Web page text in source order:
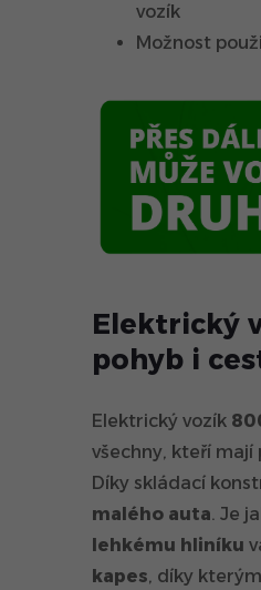
vozík
Možnost
Elektrický
pohyb i
Elektrický vozík
všechny, kteří mají
Díky skládací
malého auta. Je
lehkému hliníku
kapes, díky